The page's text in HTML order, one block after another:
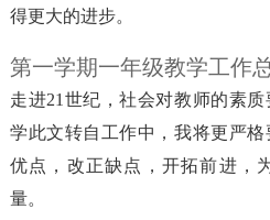
得更大的进步。
第一学期一年级教学工作
走进21世纪，社会对教师的素
学此文转自工作中，我将更严
优点，改正缺点，开拓前进，
量。